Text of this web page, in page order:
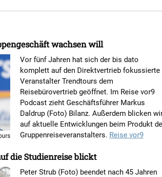
wachsen will
Vor fünf Jahren hat sich der bis dato
komplett auf den Direktvertrieb fokussierte
Veranstalter Trendtours dem
Reisebürovertrieb geöffnet. Im Reise vor9
Podcast zieht Geschäftsführer Markus
Daldrup (Foto) Bilanz. Außerdem blicken
auf aktuelle Entwicklungen beim Produkt
Gruppenreiseveranstalters. Reise vor9
die Studienreise blickt
Peter Strub (Foto) beendet nach 45 Jahren